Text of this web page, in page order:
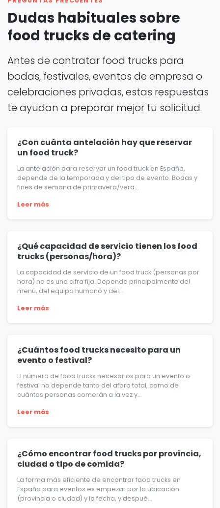
Dudas habituales sobre
food trucks de catering
Antes de contratar food trucks para
bodas, festivales, eventos de empresa o
celebraciones privadas, estas respuestas
te ayudan a preparar mejor tu solicitud.
¿Con cuánta antelación hay que reservar
un food truck?
La antelación para reservar un food truck en España,
depende de la temporada y del tipo de evento. Bodas y
fines de semana de primavera/vera...
Leer más
¿Qué capacidad de servicio tienen los food
trucks (personas/hora)?
La capacidad de servicio de un food truck (personas por
hora) no es una cifra fija. Depende principalmente del
menú, del equipo humano y del...
Leer más
¿Cuántos food trucks necesito para un
evento o festival?
El número de food trucks necesarios para un evento o
festival no depende tanto del aforo total, como de
cuántas personas comerán a la vez y...
Leer más
¿Cómo encontrar food trucks por provincia,
ciudad o tipo de comida?
La forma más eficiente de encontrar food trucks en
España para eventos es empezar por la ubicación
(provincia o ciudad) y la fecha, y despué...